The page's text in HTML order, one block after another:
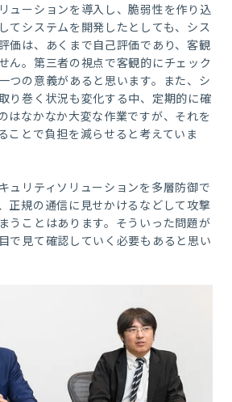
ューションを導入し、脆弱性を作り込
てシステムを開発したとしても、シス
価は、あくまで自己評価であり、客観
ん。第三者の視点で客観的にチェック
つの意義があると思います。また、シ
り巻く状況も変化する中、定期的に確
はなかなか大変な作業ですが、それを
ことで負担を減らせると考えていま
ュリティソリューションを多層防御で
正規の通信に見せかけるなどして攻撃
うことはあります。そういった問題が
で見て確認していく必要もあると思い